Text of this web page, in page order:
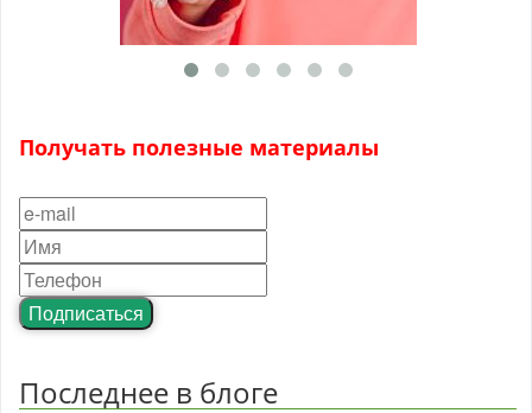
Получать полезные материалы
Подписаться
Последнее в блоге